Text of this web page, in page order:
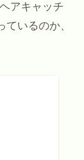
アキャッチ
いるのか、